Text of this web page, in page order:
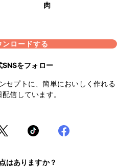
肉
ロードする
SNSをフォロー
セプトに、簡単においしく作れる
信しています。
はありますか？